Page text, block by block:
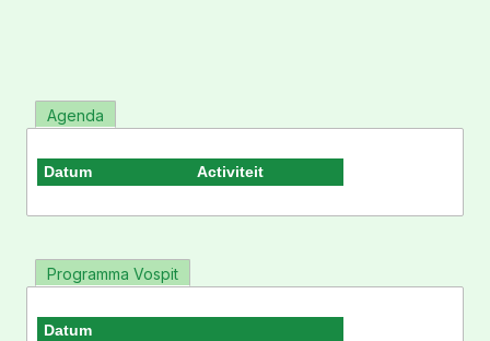
Agenda
Datum Activiteit
Programma Vospit
Datum